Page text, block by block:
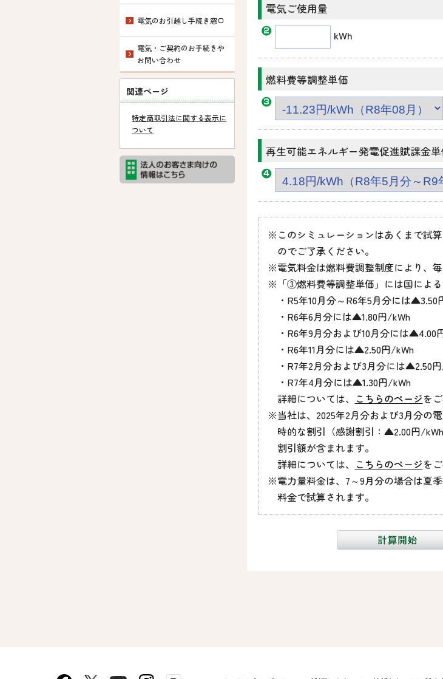
電気ご使用量
kWh
燃料費等調整単価
再生可能エネルギー発電促進賦課金
※このシミュレーションはあくまで試
のでご了承ください。
※電気料金は燃料費調整制度により、毎
※「③燃料費等調整単価」には国による
・R5年10月分～R6年5月分には▲3.50
・R6年6月分には▲1.80円/kWh
・R6年9月分および10月分には▲4.00
・R6年11月分には▲2.50円/kWh
・R7年2月分および3月分には▲2.50
・R7年4月分には▲1.30円/kWh
詳細については、 こちらのページを
※当社は、2025年2月分および3月分の
時的な割引（感謝割引：▲2.00円/
割引額が含まれます。
詳細については、 こちらのページを
※電力量料金は、7～9月分の場合は夏
料金で試算されます。
電気のお引越し手続き窓口
電気・ご契約のお手続きや
お問い合わせ
関連ページ
特定商取引法に関する表示に
ついて